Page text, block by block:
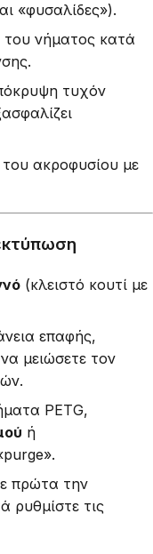
«φυσαλίδες»).
του νήματος κατά
τυχόν
ακροφυσίου με
(κλειστό κουτί με
επαφής,
μειώσετε τον
PETG,
ή
πρώτα την
ρυθμίστε τις